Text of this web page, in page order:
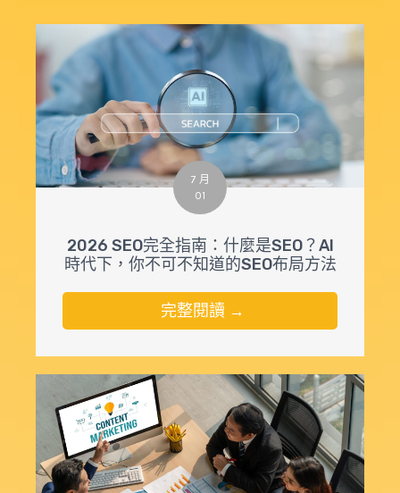
7 月
01
2026 SEO完全指南：什麼是SEO？AI
時代下，你不可不知道的SEO布局方法
完整閱讀 →